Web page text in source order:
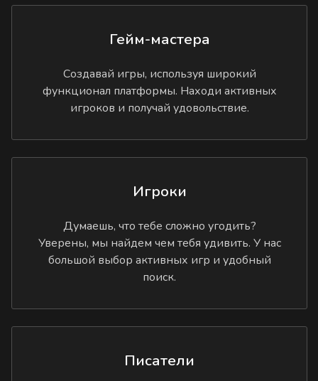
Гейм-мастера
Создавай игры, используя широкий
функционал платформы. Находи активных
игроков и получай удовольствие.
Игроки
Думаешь, что тебе сложно угодить?
Уверены, мы найдем чем тебя удивить. У нас
большой выбор активных игр и удобный
поиск.
Писатели